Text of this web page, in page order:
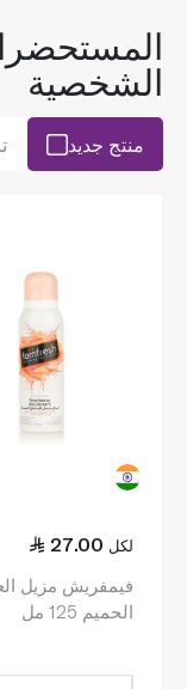
الشخصية
منتج جديد
27.00 لكل
فيمفريش مزيل
الحميم 125 مل